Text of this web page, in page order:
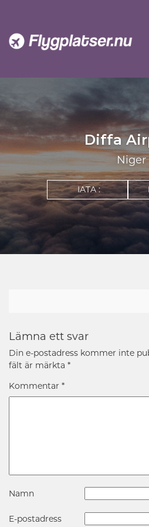
Diffa
Niger
IATA :
Lämna ett svar
Din e-postadress kommer inte
fält är märkta *
Kommentar *
Namn
E-postadress